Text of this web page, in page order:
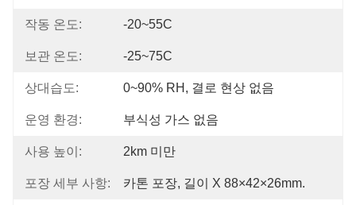
작동 온도: -20~55C
보관 온도: -25~75C
상대습도: 0~90% RH, 결로 현상 없음
운영 환경: 부식성 가스 없음
사용 높이: 2km 미만
포장 세부 사항: 카톤 포장, 길이 X 88×42×26mm.